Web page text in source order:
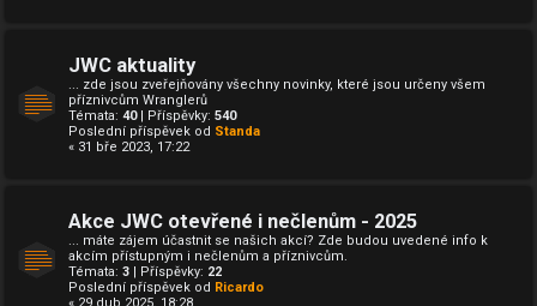
JWC aktuality
... zde jsou zveřejňovány všechny novinky, které jsou určeny všem
příznivcům Wranglerů
Témata: 40| Příspěvky: 540
Poslední příspěvek od Standa
« 31 bře 2023, 17:22
Akce JWC otevřené i nečlenům - 2025
... máte zájem účastnit se našich akcí? Zde budou uvedené info k
akcím přístupným i nečlenům a příznivcům.
Témata: 3 | Příspěvky: 22
Poslední příspěvek od Ricardo